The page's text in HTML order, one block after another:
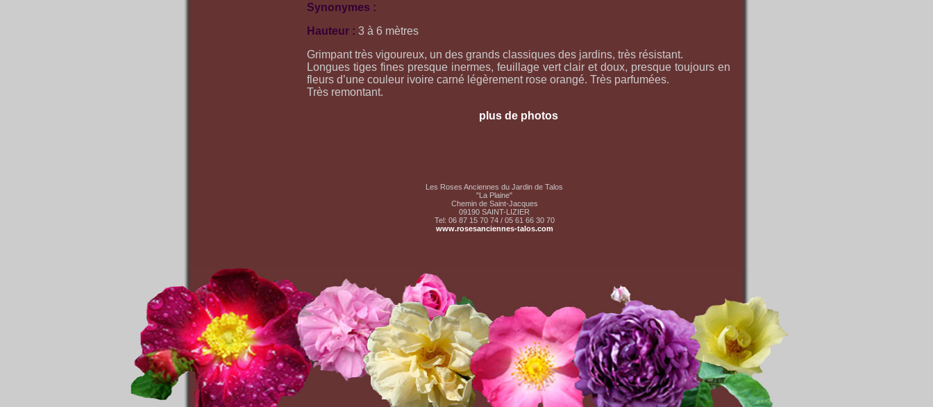
Synonymes :
Hauteur : 3 à 6 mètres
Grimpant très vigoureux, un des grands classiques des jardins, très résistant.
Longues tiges fines presque inermes, feuillage vert clair et doux, presque toujours en
fleurs d’une couleur ivoire carné légèrement rose orangé. Très parfumées.
Très remontant.
plus de photos
Les Roses Anciennes du Jardin de Talos
"La Plaine"
Chemin de Saint-Jacques
09190 SAINT-LIZIER
Tel: 06 87 15 70 74 / 05 61 66 30 70
www.rosesanciennes-talos.com